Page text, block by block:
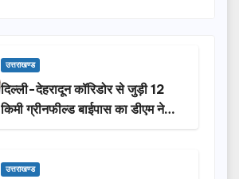
उत्तराखण्ड
दिल्ली-देहरादून कॉरिडोर से जुड़ी 12
किमी ग्रीनफील्ड बाईपास का डीएम ने
किया निरीक्षण…
उत्तराखण्ड